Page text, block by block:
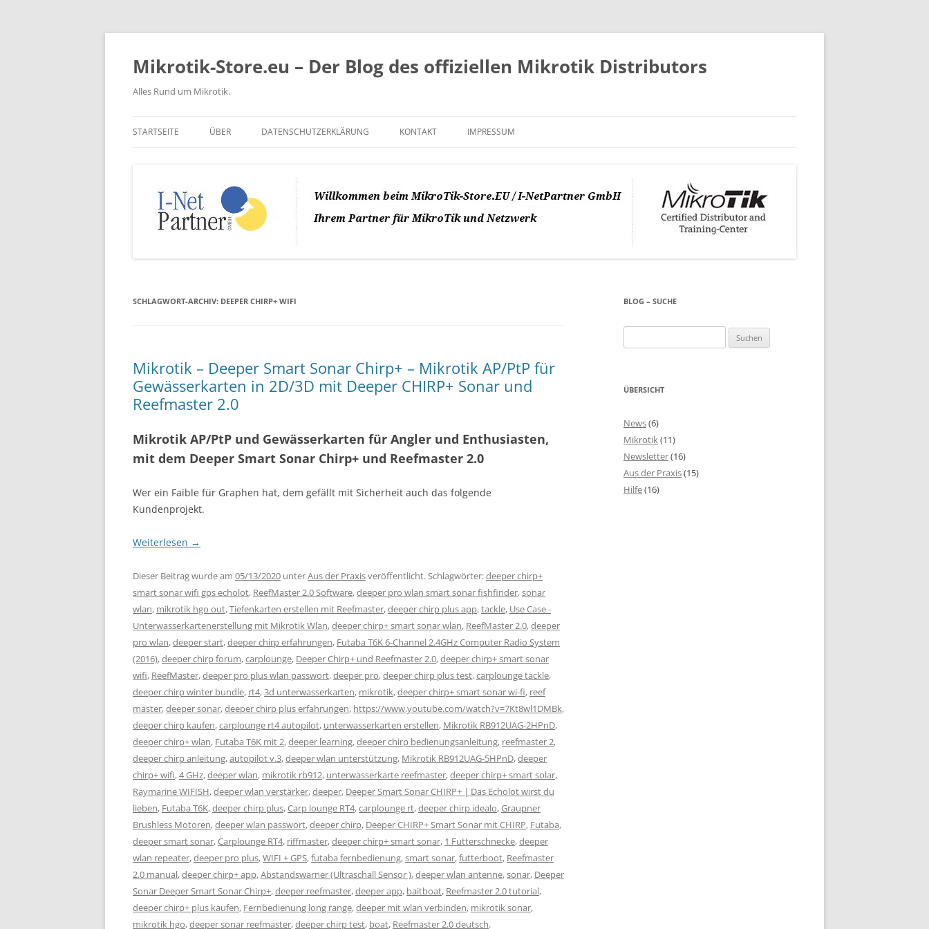
Zum
springen
Mikrotik-Store.eu – Der Blog des offiziellen Mikrotik Distributors
Alles Rund um Mikrotik.
STARTSEITE ÜBER DATENSCHUTZERKLÄRUNG KONTAKT IMPRESSUM
SCHLAGWORT-ARCHIV: DEEPER CHIRP+ WIFI
Mikrotik – Deeper Smart Sonar Chirp+ – Mikrotik AP/PtP für
Gewässerkarten in 2D/3D mit Deeper CHIRP+ Sonar und
Reefmaster 2.0
Mikrotik AP/PtP und Gewässerkarten für Angler und Enthusiasten,
mit dem Deeper Smart Sonar Chirp+ und Reefmaster 2.0
Wer ein Faible für Graphen hat, dem gefällt mit Sicherheit auch das folgende
Kundenprojekt.
Weiterlesen →
Dieser Beitrag wurde am 05/13/2020 unterAus der Praxisveröffentlicht. Schlagwörter:deeper chirp+
smart sonar wifi gps echolot, ReefMaster 2.0 Software,deeper pro wlan smart sonar fishfinder,sonar
wlan, mikrotik hgo out,Tiefenkarten erstellen mit Reefmaster,deeper chirp plus app,tackle, Use Case -
Unterwasserkartenerstellung mit Mikrotik Wlan,deeper chirp+ smart sonar wlan, ReefMaster 2.0,deeper
pro wlan,deeper start,deeper chirp erfahrungen, Futaba T6K 6-Channel 2.4GHz Computer Radio System
(2016),deeper chirp forum,carplounge, Deeper Chirp+ und Reefmaster 2.0,deeper chirp+ smart sonar
wifi, ReefMaster,deeper pro plus wlan passwort,deeper pro,deeper chirp plus test,carplounge tackle,
deeper chirp winter bundle, rt4,3d unterwasserkarten, mikrotik,deeper chirp+ smart sonar wi-fi, reef
master,deeper sonar,deeper chirp plus erfahrungen, https://www.youtube.com/watch?v=7Kt8wl1DMBk,
deeper chirp kaufen,carplounge rt4 autopilot, unterwasserkarten erstellen, Mikrotik RB912UAG-2HPnD,
deeper chirp+ wlan, Futaba T6K mit 2,deeper learning,deeper chirp bedienungsanleitung, reefmaster 2,
deeper chirp anleitung,autopilot v.3,deeper wlan unterstützung, Mikrotik RB912UAG-5HPnD,deeper
chirp+ wifi,4 GHz,deeper wlan, mikrotik rb912, unterwasserkarte reefmaster,deeper chirp+ smart solar,
Raymarine WIFISH,deeper wlan verstärker,deeper, Deeper Smart Sonar CHIRP+ | Das Echolot wirst du
lieben, Futaba T6K,deeper chirp plus,Carp lounge RT4,carplounge rt,deeper chirp idealo,Graupner
Brushless Motoren,deeper wlan passwort,deeper chirp, Deeper CHIRP+ Smart Sonar mit CHIRP, Futaba,
deeper smart sonar,Carplounge RT4, riffmaster,deeper chirp+ smart sonar, 1 Futterschnecke,deeper
wlan repeater,deeper pro plus,WIFI + GPS,futaba fernbedienung,smart sonar,futterboot, Reefmaster
2.0 manual,deeper chirp+ app,Abstandswarner (Ultraschall Sensor ),deeper wlan antenne,sonar, Deeper
Sonar Deeper Smart Sonar Chirp+,deeper reefmaster,deeper app, baitboat, Reefmaster 2.0 tutorial,
deeper chirp+ plus kaufen, Fernbedienung long range,deeper mit wlan verbinden, mikrotik sonar,
mikrotik hgo,deeper sonar reefmaster,deeper chirp test, boat, Reefmaster 2.0 deutsch.
BLOG – SUCHE
nach:
ÜBERSICHT
News(6)
Mikrotik(11)
Newsletter(16)
Aus der Praxis(15)
Hilfe(16)